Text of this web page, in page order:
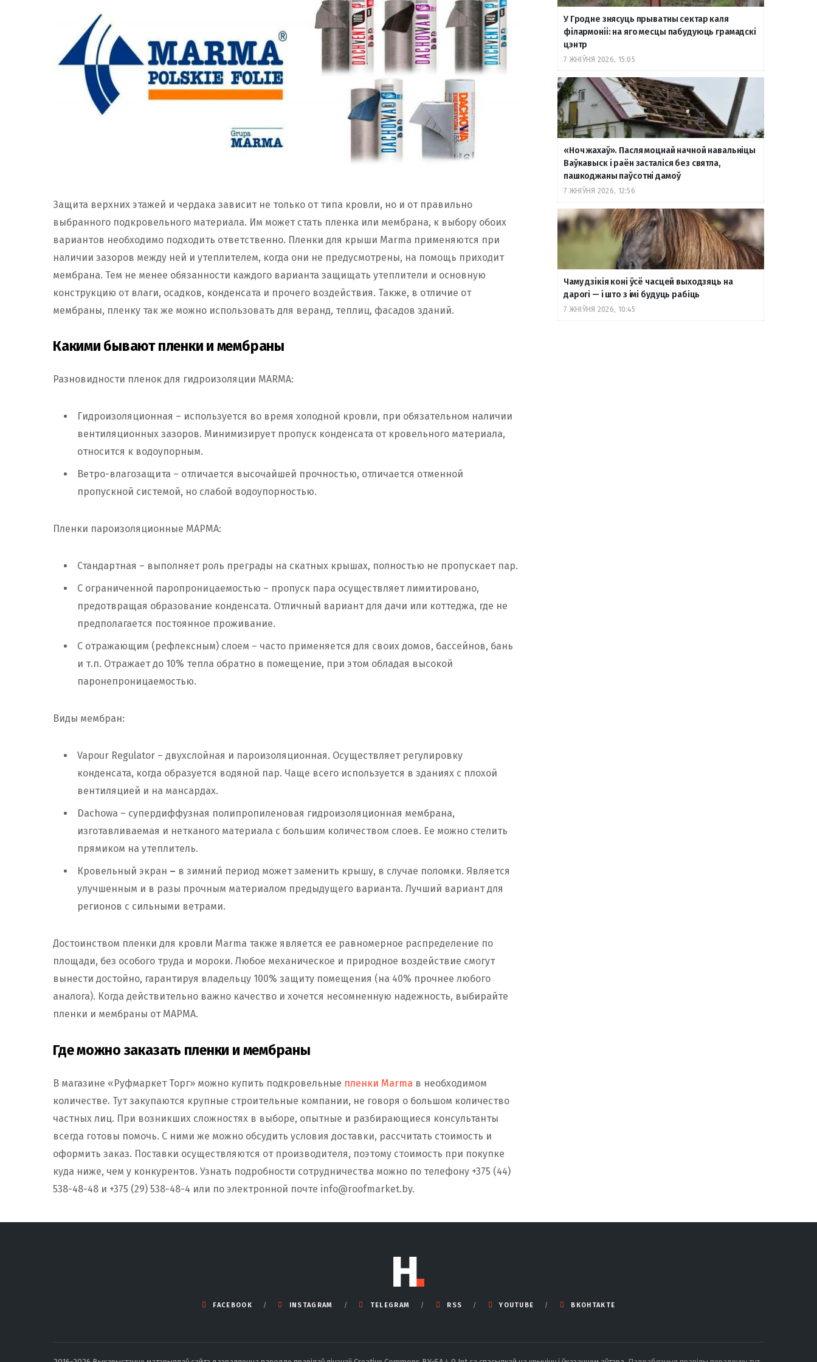
Защита верхних этажей и чердака зависит не только от типа кровли, но и от правильно
выбранного подкровельного материала. Им может стать пленка или мембрана, к выбору обоих
вариантов необходимо подходить ответственно. Пленки для крыши Marma применяются при
наличии зазоров между ней и утеплителем, когда они не предусмотрены, на помощь приходит
мембрана. Тем не менее обязанности каждого варианта защищать утеплители и основную
конструкцию от влаги, осадков, конденсата и прочего воздействия. Также, в отличие от
мембраны, пленку так же можно использовать для веранд, теплиц, фасадов зданий.
Какими бывают пленки и мембраны
Разновидности пленок для гидроизоляции MARMA:
Гидроизоляционная – используется во время холодной кровли, при обязательном наличии
вентиляционных зазоров. Минимизирует пропуск конденсата от кровельного материала,
относится к водоупорным.
Ветро-влагозащита – отличается высочайшей прочностью, отличается отменной
пропускной системой, но слабой водоупорностью.
Пленки пароизоляционные МАРМА:
Стандартная – выполняет роль преграды на скатных крышах, полностью не пропускает пар.
С ограниченной паропроницаемостью – пропуск пара осуществляет лимитировано,
предотвращая образование конденсата. Отличный вариант для дачи или коттеджа, где не
предполагается постоянное проживание.
С отражающим (рефлексным) слоем – часто применяется для своих домов, бассейнов, бань
и т.п. Отражает до 10% тепла обратно в помещение, при этом обладая высокой
паронепроницаемостью.
Виды мембран:
Vapour Regulator – двухслойная и пароизоляционная. Осуществляет регулировку
конденсата, когда образуется водяной пар. Чаще всего используется в зданиях с плохой
вентиляцией и на мансардах.
Dachowa – супердиффузная полипропиленовая гидроизоляционная мембрана,
изготавливаемая и нетканого материала с большим количеством слоев. Ее можно стелить
прямиком на утеплитель.
Кровельный экран – в зимний период может заменить крышу, в случае поломки. Является
улучшенным и в разы прочным материалом предыдущего варианта. Лучший вариант для
регионов с сильными ветрами.
Достоинством пленки для кровли Marma также является ее равномерное распределение по
площади, без особого труда и мороки. Любое механическое и природное воздействие смогут
вынести достойно, гарантируя владельцу 100% защиту помещения (на 40% прочнее любого
аналога). Когда действительно важно качество и хочется несомненную надежность, выбирайте
пленки и мембраны от МАРМА.
Где можно заказать пленки и мембраны
В магазине «Руфмаркет Торг» можно купить подкровельные пленки Marma в необходимом
количестве. Тут закупаются крупные строительные компании, не говоря о большом количество
частных лиц. При возникших сложностях в выборе, опытные и разбирающиеся консультанты
всегда готовы помочь. С ними же можно обсудить условия доставки, рассчитать стоимость и
оформить заказ. Поставки осуществляются от производителя, поэтому стоимость при покупке
куда ниже, чем у конкурентов. Узнать подробности сотрудничества можно по телефону +375 (44)
538-48-48 и +375 (29) 538-48-4 или по электронной почте info@roofmarket.by.
У Гродне знясуць прыватны сектар каля
філармоніі: на яго месцы пабудуюць грамадскі
цэнтр
7 ЖНІЎНЯ 2026, 15:05
«Ноч жахаў». Пасля моцнай начной навальніцы
Ваўкавыск і раён засталіся без святла,
пашкоджаны паўсотні дамоў
7 ЖНІЎНЯ 2026, 12:56
Чаму дзікія коні ўсё часцей выходзяць на
дарогі — і што з імі будуць рабіць
7 ЖНІЎНЯ 2026, 10:45
FACEBOOK INSTAGRAM TELEGRAM RSS YOUTUBE ВКОНТАКТЕ